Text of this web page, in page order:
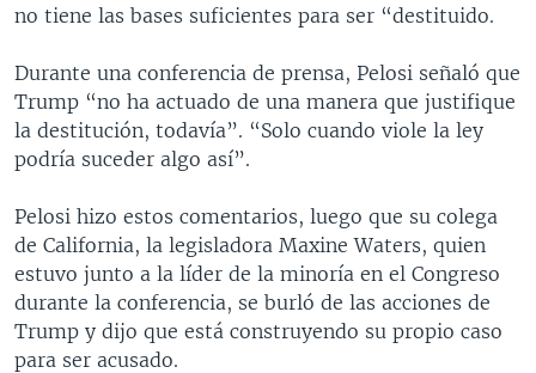
no tiene las bases suficientes para ser “destituido.
Durante una conferencia de prensa, Pelosi señaló que
Trump “no ha actuado de una manera que justifique
la destitución, todavía”. “Solo cuando viole la ley
podría suceder algo así”.
Pelosi hizo estos comentarios, luego que su colega
de California, la legisladora Maxine Waters, quien
estuvo junto a la líder de la minoría en el Congreso
durante la conferencia, se burló de las acciones de
Trump y dijo que está construyendo su propio caso
para ser acusado.